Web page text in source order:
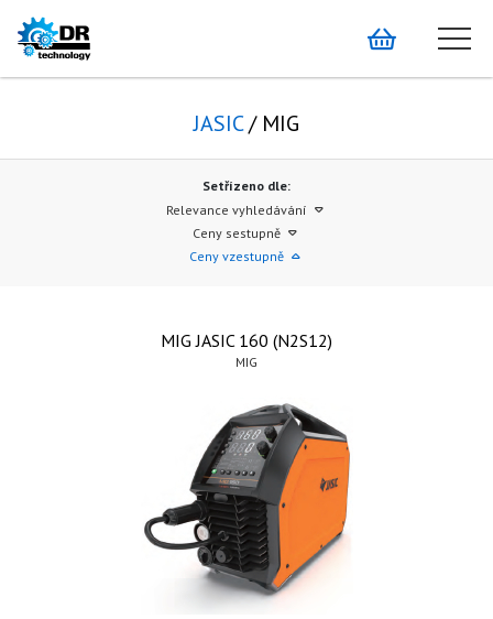
JASIC/ MIG
Setřízeno dle:
Relevance vyhledávání
Ceny sestupně
Ceny vzestupně
MIG JASIC 160 (N2S12)
MIG